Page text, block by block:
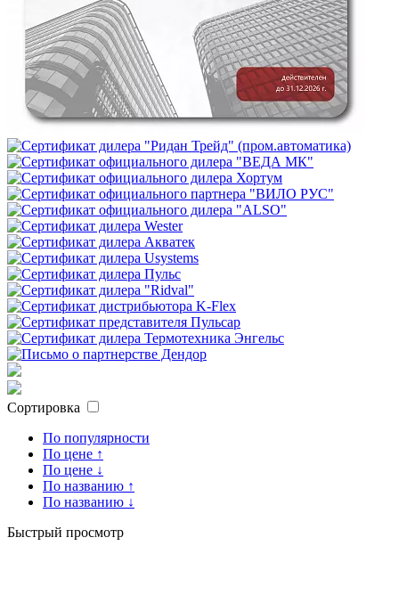
Сортировка
По популярности
По цене ↑
По цене ↓
По названию ↑
По названию ↓
Быстрый просмотр